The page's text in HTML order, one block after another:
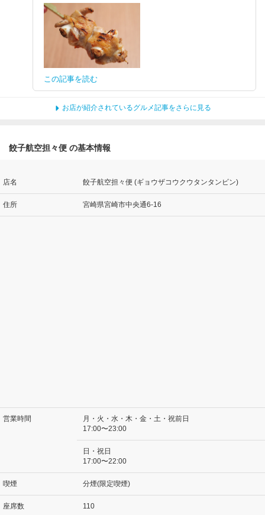
この記事を読む
お店が紹介されているグルメ記事をさらに見る
餃子航空担々便 の基本情報
店名 餃子航空担々便 (ギョウザコウクウタンタンビン)
住所 宮崎県宮崎市中央通6-16
営業時間
月・火・水・木・金・土・祝前日
17:00〜23:00
日・祝日
17:00〜22:00
喫煙 分煙(限定喫煙)
座席数 110